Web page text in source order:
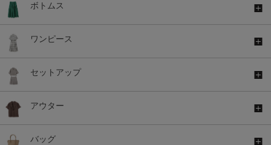
ボトムス
ワンピース
セットアップ
アウター
バッグ